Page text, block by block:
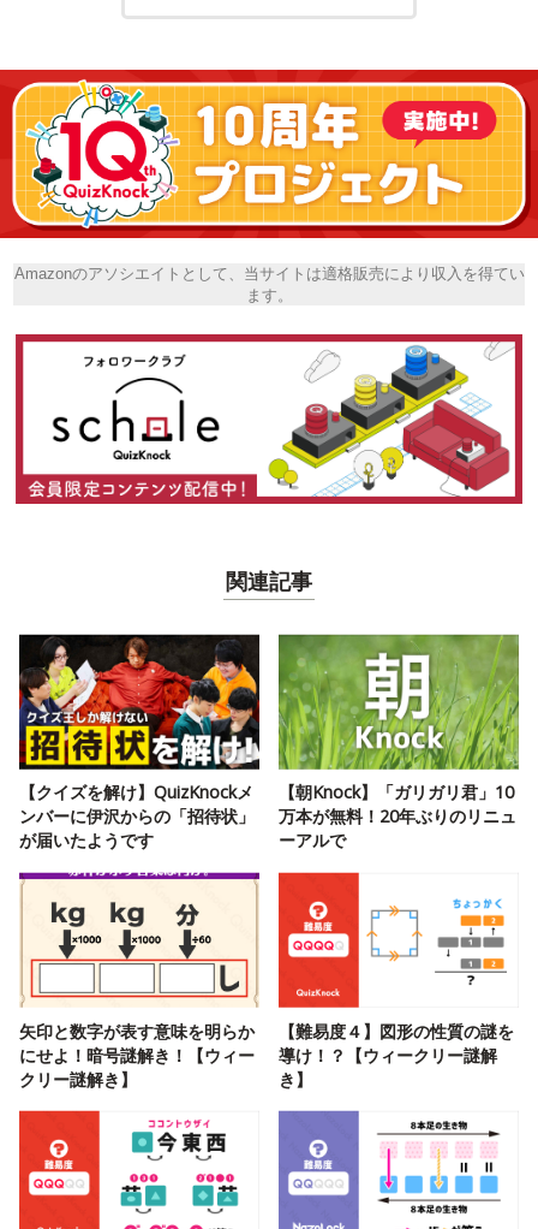
Amazonのアソシエイトとして、当サイトは適格販売により収入を得てい
ます。
関連記事
【クイズを解け】QuizKnockメ
ンバーに伊沢からの「招待状」
が届いたようです
【朝Knock】「ガリガリ君」10
万本が無料！20年ぶりのリニュ
ーアルで
矢印と数字が表す意味を明らか
にせよ！暗号謎解き！【ウィー
クリー謎解き】
【難易度４】図形の性質の謎を
導け！？【ウィークリー謎解
き】